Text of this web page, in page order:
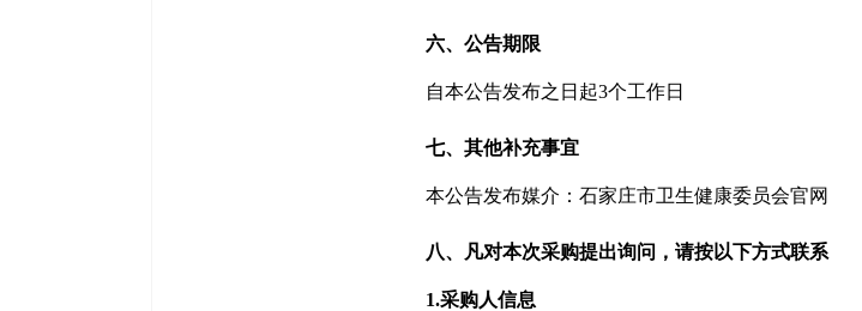
六、公告期限
自本公告发布之日起3个工作日
七、其他补充事宜
本公告发布媒介：石家庄市卫生健康委员会官网
八、凡对本次采购提出询问，请按以下方式联系
1.采购人信息